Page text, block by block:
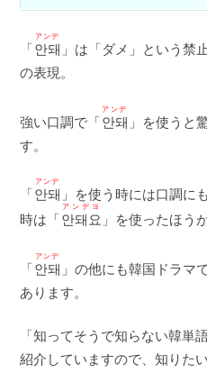
「안돼
アンデ
」は「ダメ」という禁
の表現。
強い口調で「안돼
アンデ
」を使うと
す。
「안돼
アンデ
」を使う時には口調に
時は「안돼요
アンデヨ
」を使ったほう
「안돼
アンデ
」の他にも韓国ドラマ
あります。
「知ってそうで知らない韓単
紹介していますので、知りた